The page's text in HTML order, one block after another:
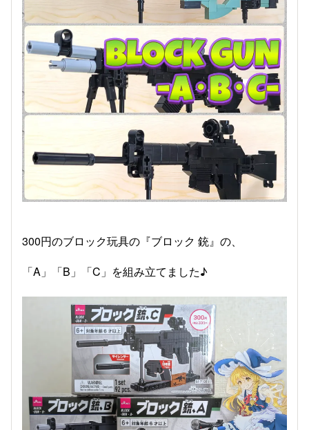
300円のブロック玩具の『ブロック 銃』の、
「A」「B」「C」を組み立てました♪